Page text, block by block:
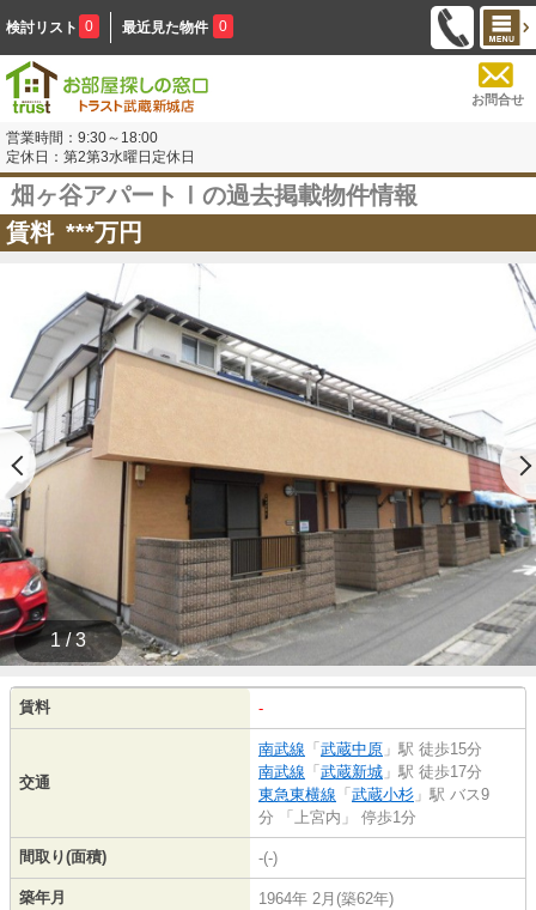
検討リスト 0 最近見た物件 0
お問合せ
営業時間：9:30～18:00
定休日：第2第3水曜日定休日
畑ヶ谷アパートⅠの過去掲載物件情報
賃料 ***万円
1 / 3
賃料 -
交通
南武線 「 武蔵中原 」駅 徒歩15分
南武線 「 武蔵新城 」駅 徒歩17分
東急東横線 「 武蔵小杉 」駅 バス9
分 「上宮内」 停歩1分
間取り(面積) -(-)
築年月 1964年 2月(築62年)